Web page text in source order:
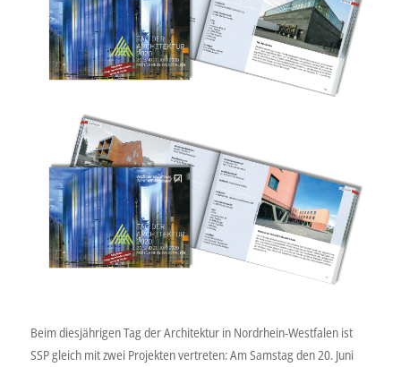
Beim diesjährigen Tag der Architektur in Nordrhein-Westfalen ist
SSP gleich mit zwei Projekten vertreten: Am Samstag den 20. Juni